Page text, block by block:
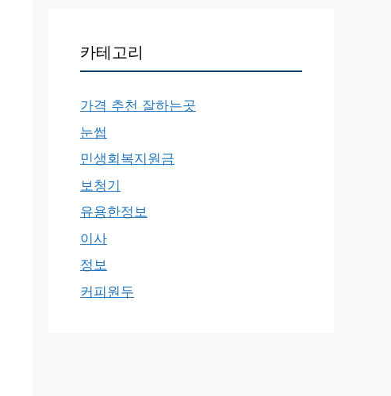
카테고리
가격 추천 잘하는곳
눈썹
민생회복지원금
보청기
유용한정보
이사
정보
커피원두